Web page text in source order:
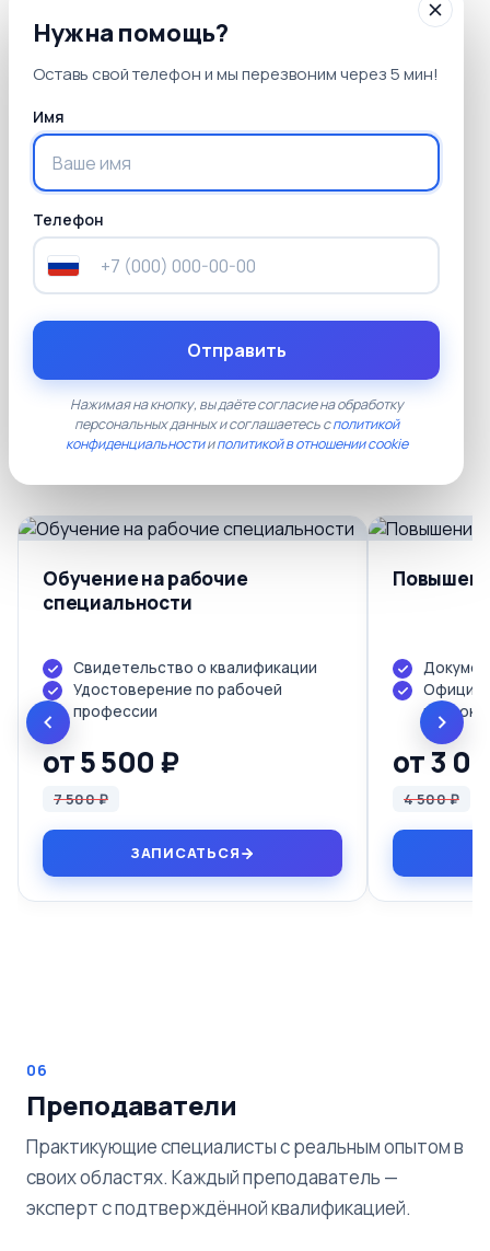
14 июля 2026
трубопроводов: курсы и программы
Нужна помощь?
Оставь свой телефон и мы перезвоним через 5 мин!
Имя
Телефон
Отправить
Нажимая на кнопку, вы даёте согласие на обработку
персональных данных и соглашаетесь сполитикой
конфиденциальностииполитикой в отношении cookie
05
Наши тарифы
Прозрачные цены без скрытых платежей.
Документы установленного образца, лицензия
Рособрнадзора, доставка по всей России
включена в стоимость.
Обучение на рабочие
специальности
Свидетельство о квалификации
Удостоверение по рабочей
профессии
от 5 500 ₽
7 500 ₽
ЗАПИСАТЬСЯ
от 3
4 500 ₽
06
Преподаватели
Практикующие специалисты с реальным опытом в
своих областях. Каждый преподаватель —
эксперт с подтверждённой квалификацией.